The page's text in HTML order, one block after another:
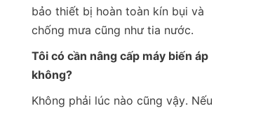
bảo thiết bị hoàn toàn kín bụi và
chống mưa cũng như tia nước.
Tôi có cần nâng cấp máy biến áp
không?
Không phải lúc nào cũng vậy. Nếu